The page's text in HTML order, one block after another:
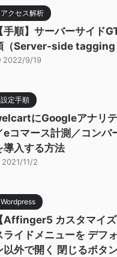
アクセス解析
【手順】サーバーサイド
（Server-side tagging
2022/9/19
設定手順
にGoogleアナリ
eコマース計測／コンバ
導入する方法
2021/11/2
Wordpress
【Affinger5 カスタマイ
ライドメニューを デフ
以外で開く 閉じるボタ